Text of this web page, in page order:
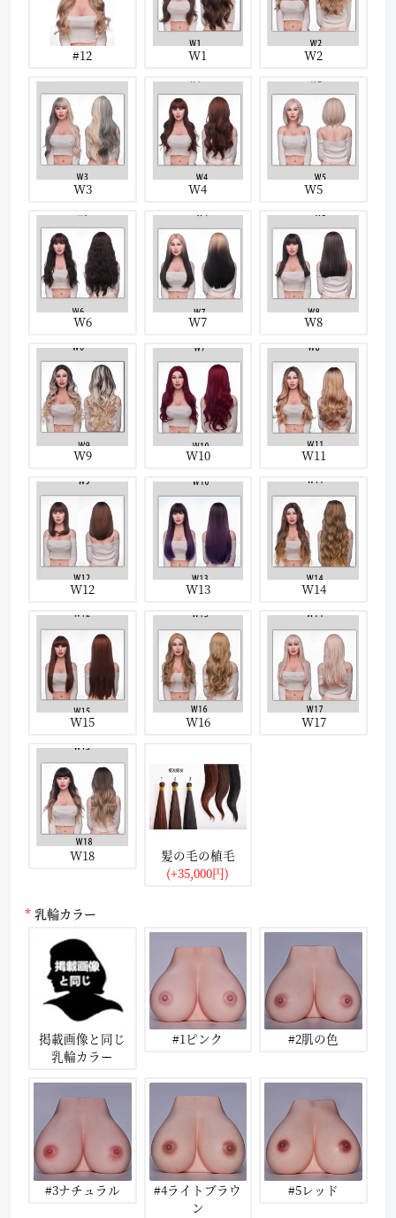
#12 W1 W2
W3 W4 W5
W6 W7 W8
W9 W10 W11
W12 W13 W14
W15 W16 W17
W18
髪の毛の植毛
(+35,000円)
乳輪カラー
掲載画像と同じ
乳輪カラー
#1ピンク #2肌の色
#3ナチュラル
#4ライトブラウ
ン
#5レッド